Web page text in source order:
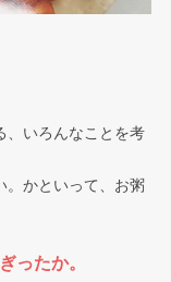
、いろんなことを考
。かといって、お粥
ったか。